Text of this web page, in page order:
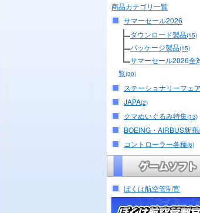
商品カテゴリ一覧
サマーセール2026
ダウンロード製品(15)
パッケージ製品(15)
サマーセール2026全
覧(30)
ステーショナリーフェア
JAPA(2)
クマぬいぐるみ特集(13)
BOEING・AIRBUS新
コントローラー各種(6)
ぼくは航空管制官